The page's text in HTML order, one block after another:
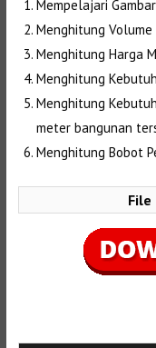
Mempelajari
Menghitung Volume
Menghitung Harga
Menghitung
Menghitung
meter bangunan
Menghitung Bobot
File